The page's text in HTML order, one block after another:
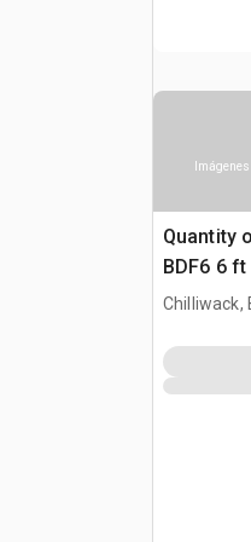
Quantity
BDF6 6
Boat
Chilliwack,